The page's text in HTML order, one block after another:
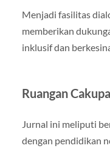
Menjadi fasilitas
memberikan
inklusif dan
Ruangan
Jurnal ini meliputi
dengan pendidikan